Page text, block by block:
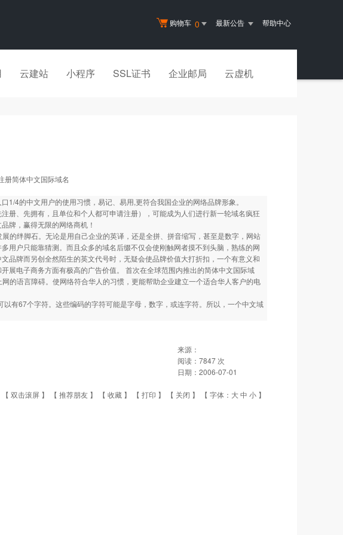
购物车 0 最新公告 帮助中心
云建站 小程序 SSL证书 企业邮局 云虚机
册简体中文国际域名
4的中文用户的使用习惯，易记、易用,更符合我国企业的网络品牌形象。
册、先拥有，且单位和个人都可申请注册），可能成为人们进行新一轮域名疯狂
牌，赢得无限的网络商机！
的绊脚石。无论是用自己企业的英译，还是全拼、拼音缩写，甚至是数字，网站
用户只能靠猜测。而且众多的域名后缀不仅会使刚触网者摸不到头脑，熟练的网
品牌而另创全然陌生的英文代号时，无疑会使品牌价值大打折扣，一个有意义和
展电子商务方面有极高的广告价值。 首次在全球范围内推出的简体中文国际域
的语言障碍。使网络符合华人的习惯，更能帮助企业建立一个适合华人客户的电
有67个字符。这些编码的字符可能是字母，数字，或连字符。所以，一个中文域
来源：
阅读： 7847 次
日期： 2006-07-01
【 双击滚屏 】 【 推荐朋友 】 【 收藏 】 【 打印 】 【 关闭 】 【 字体： 大中 小 】